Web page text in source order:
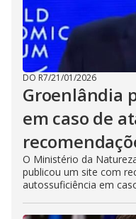
DO R7/21/01/2026
Groenlândia
em caso de
O Ministério da
publicou um site com
autossuficiência em